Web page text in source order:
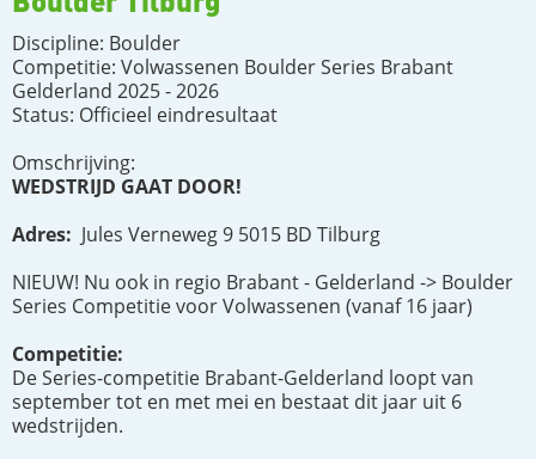
Discipline: Boulder
Competitie: Volwassenen Boulder Series Brabant
Gelderland 2025 - 2026
Status: Officieel eindresultaat
Omschrijving:
WEDSTRIJD GAAT DOOR!
Adres: Jules Verneweg 9 5015 BD Tilburg
NIEUW! Nu ook in regio Brabant - Gelderland -> Boulder
Series Competitie voor Volwassenen (vanaf 16 jaar)
Competitie:
De Series-competitie Brabant-Gelderland loopt van
september tot en met mei en bestaat dit jaar uit 6
wedstrijden.